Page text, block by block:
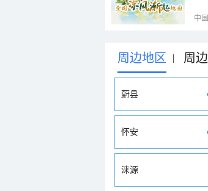
中
周边地区 | 周
蔚县
怀安
涞源